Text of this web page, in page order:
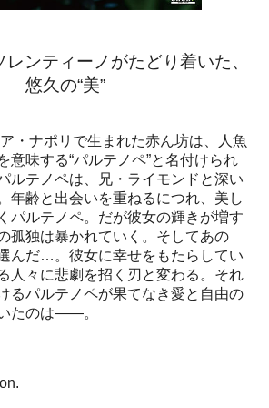
レンティーノがたどり着いた、
悠久の“美”
・ナポリで生まれた赤ん坊は、人魚
意味する“パルテノペ”と名付けられ
ルテノペは、兄・ライモンドと深い
年齢と出会いを重ねるにつれ、美し
パルテノペ。だが彼女の輝きが増す
孤独は暴かれていく。そしてあの
んだ…。彼女に幸せをもたらしてい
人々に悲劇を招く刃と変わる。それ
るパルテノペが果てなき愛と自由の
たのは――。